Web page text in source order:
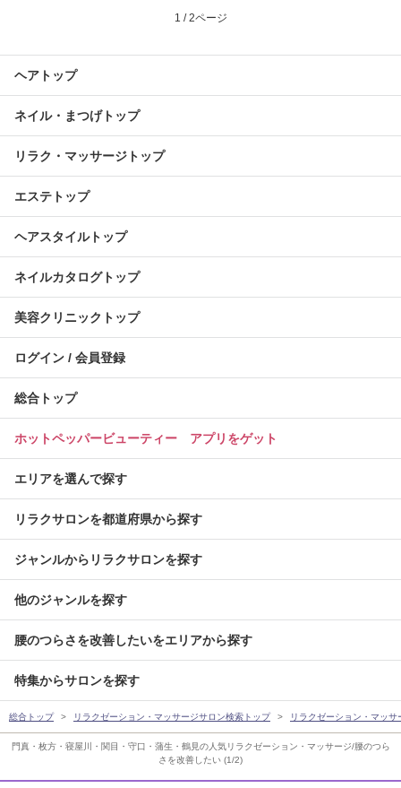
門真・枚方・寝屋川・関目・守口・蒲生・鶴見の人気リラクゼーション・マッサージ/腰のつら
さを改善したい (1/2)
1 / 2ページ
ヘアトップ
ネイル・まつげトップ
リラク・マッサージトップ
エステトップ
ヘアスタイルトップ
ネイルカタログトップ
美容クリニックトップ
ログイン / 会員登録
総合トップ
ホットペッパービューティー アプリをゲット
エリアを選んで探す
リラクサロンを都道府県から探す
ジャンルからリラクサロンを探す
他のジャンルを探す
腰のつらさを改善したいをエリアから探す
特集からサロンを探す
総合トップ リラクゼーション・マッサージサロン検索トップ リラクゼーション・マッ